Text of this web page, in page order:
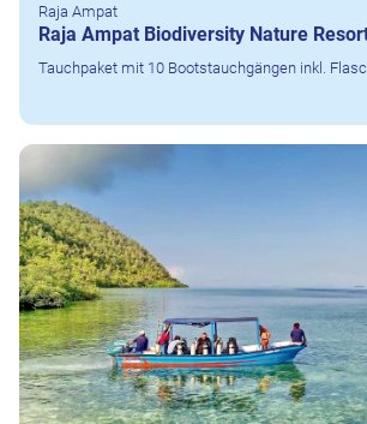
Raja Ampat
Raja Ampat Biodiversity Nature
Tauchpaket mit 10 Bootstauchgängen inkl.